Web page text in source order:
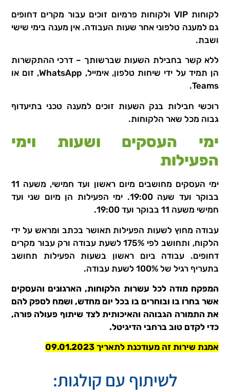
לקוחות VIP ולקוחות פרמיום זוכים עבור מקרים דחופים
גם למענה טלפוני אחר שעות העבודה. אין מענה בימי שישי
ושבת.
ללא קשר בחבילת השעות שברשותך – דרכי ההתקשרות
הן תמיד על ידי שיחות טלפון, אימייל, WhatsApp, זום או
Teams.
רוכשי חבילות בנק השעות זוכים למענה טכני בתיעדוף
גבוה מכל שאר הלקוחות.
ימי העסקים ושעות וימי
הפעילות
ימי העסקים מחושבים מיום ראשון ועד חמישי, משעה 11
בבוקר ועד שעה 19:00. ימי הפעילות הן מיום שני ועד
חמישי משעה 11 בבוקר ועד 19:00.
עבודה מחוץ לשעות הפעילות תאושר בכתב ומראש על ידי
הלקוח, ותחושב לפי 175% לשעת עבודה ורק עבור מקרים
דחופים. עבודה ביום ראשון בשעות הפעילות תחושב
בתעריף רגיל של 100% לשעת עבודה.
המפקח מודה לכל עשרות הלקוחות, הארגונים והעסקים
אשר בחרו בו ובוחרים בו בכל יום מחדש, ושמח לספק להם
את התמורה הגבוהה והאיכותית לצד שיתוף פעולה פורה,
כדי לקדם טוב ברחבי הדיגיטל.
אמנת שירות זה מעודכנת לתאריך 09.01.2023
לשיתוף עם קולגות: